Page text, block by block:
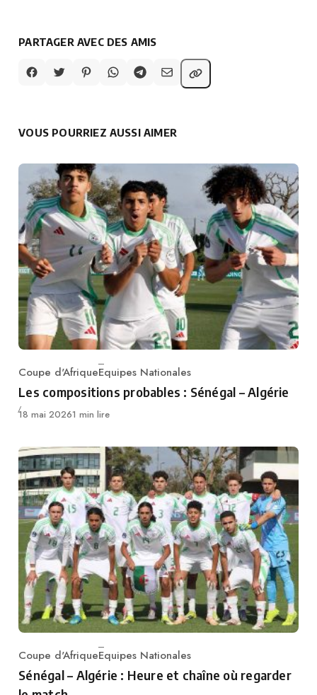
PARTAGER AVEC DES AMIS
VOUS POURRIEZ AUSSI AIMER
Category
Coupe d'AfriqueEquipes Nationales
Les compositions probables : Sénégal – Algérie
Publié
18 mai 20261 min lire
Category
Coupe d'AfriqueEquipes Nationales
Sénégal – Algérie : Heure et chaîne où regarder